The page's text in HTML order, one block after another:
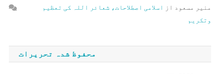
منیر مسعود از
اسلامی اصطلاحات، شعائر اللہ کی تعظیم
وتکریم
محفوظ شدہ تحریرات